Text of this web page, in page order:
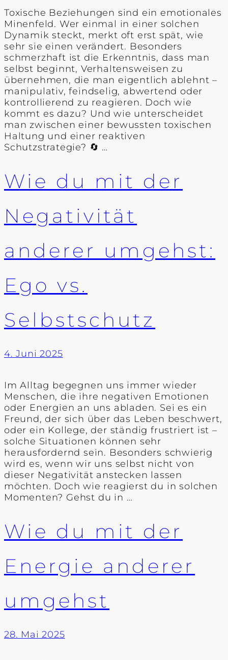
Toxische Beziehungen sind ein emotionales
Minenfeld. Wer einmal in einer solchen
Dynamik steckt, merkt oft erst spät, wie
sehr sie einen verändert. Besonders
schmerzhaft ist die Erkenntnis, dass man
selbst beginnt, Verhaltensweisen zu
übernehmen, die man eigentlich ablehnt –
manipulativ, feindselig, abwertend oder
kontrollierend zu reagieren. Doch wie
kommt es dazu? Und wie unterscheidet
man zwischen einer bewussten toxischen
Haltung und einer reaktiven
Schutzstrategie? 🔄 …
Wie du mit der
Negativität
anderer umgehst:
Ego vs.
Selbstschutz
4. Juni 2025
Im Alltag begegnen uns immer wieder
Menschen, die ihre negativen Emotionen
oder Energien an uns abladen. Sei es ein
Freund, der sich über das Leben beschwert,
oder ein Kollege, der ständig frustriert ist –
solche Situationen können sehr
herausfordernd sein. Besonders schwierig
wird es, wenn wir uns selbst nicht von
dieser Negativität anstecken lassen
möchten. Doch wie reagierst du in solchen
Momenten? Gehst du in …
Wie du mit der
Energie anderer
umgehst
28. Mai 2025